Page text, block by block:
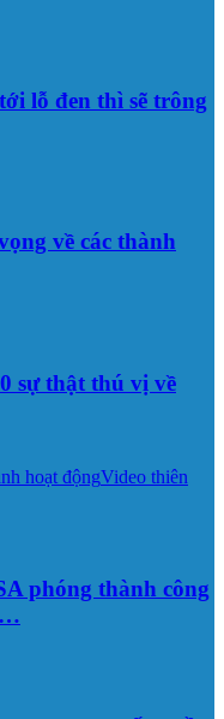
lỗ đen thì sẽ trông
về các thành
sự thật thú vị về
hoạt độngVideo thiên
phóng thành công